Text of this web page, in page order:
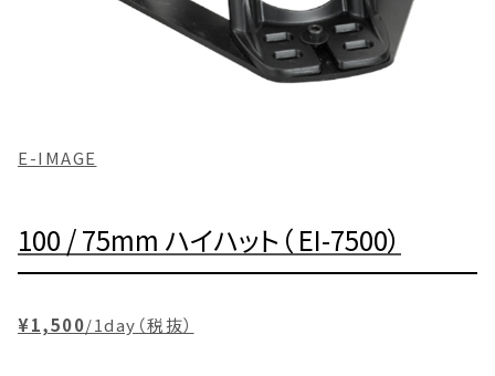
E-IMAGE
100 / 75mm ハイハット（ EI-7500）
¥1,500/1day（税抜）